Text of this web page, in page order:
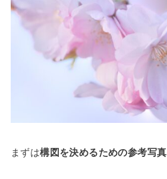
まずは構図を決めるための参考写真